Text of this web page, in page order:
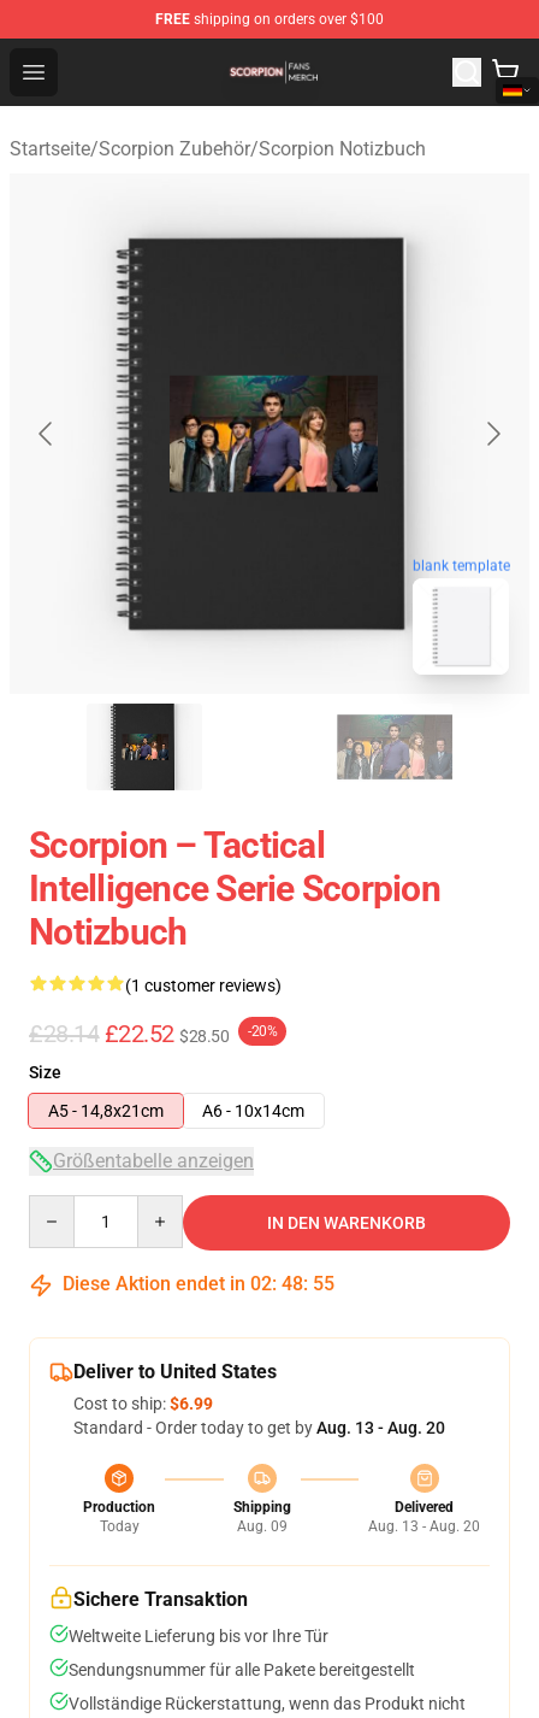
FREE shipping on orders over $100
Open menu
Scorpion Shop - Official Scorpion Merchandise Store
Startseite/Scorpion Zubehör/Scorpion Notizbuch
blank template
Scorpion – Tactical
Intelligence Serie Scorpion
Notizbuch
(1 customer reviews)
£28.14 £22.52 $28.50 -20%
Size
A5 - 14,8x21cm
A6 - 10x14cm
Größentabelle anzeigen
IN DEN WARENKORB
Diese Aktion endet in 02: 48: 54
Deliver to United States
Cost to ship:$6.99
Standard - Order today to get byAug. 13 - Aug. 20
Production
Today
Shipping
Aug. 09
Delivered
Aug. 13 - Aug. 20
Sichere Transaktion
Weltweite Lieferung bis vor Ihre Tür
Sendungsnummer für alle Pakete bereitgestellt
Vollständige Rückerstattung, wenn das Produkt nicht